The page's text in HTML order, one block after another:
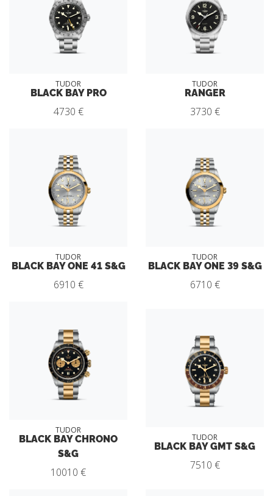
TUDOR
BLACK BAY PRO
4730 €
TUDOR
RANGER
3730 €
TUDOR
BLACK BAY ONE 41 S&G
6910 €
TUDOR
BLACK BAY ONE 39 S&G
6710 €
TUDOR
BLACK BAY CHRONO
S&G
10010 €
TUDOR
BLACK BAY GMT S&G
7510 €